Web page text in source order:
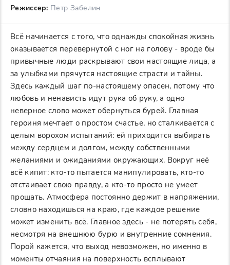
Режиссер: Петр Забелин
Всё начинается с того, что однажды спокойная жизнь
оказывается перевернутой с ног на голову - вроде бы
привычные люди раскрывают свои настоящие лица, а
за улыбками прячутся настоящие страсти и тайны.
Здесь каждый шаг по-настоящему опасен, потому что
любовь и ненависть идут рука об руку, а одно
неверное слово может обернуться бурей. Главная
героиня мечтает о простом счастье, но сталкивается с
целым ворохом испытаний: ей приходится выбирать
между сердцем и долгом, между собственными
желаниями и ожиданиями окружающих. Вокруг неё
всё кипит: кто-то пытается манипулировать, кто-то
отстаивает свою правду, а кто-то просто не умеет
прощать. Атмосфера постоянно держит в напряжении,
словно находишься на краю, где каждое решение
может изменить всё. Главное здесь - не потерять себя,
несмотря на внешнюю бурю и внутренние сомнения.
Порой кажется, что выход невозможен, но именно в
моменты отчаяния на поверхность всплывают